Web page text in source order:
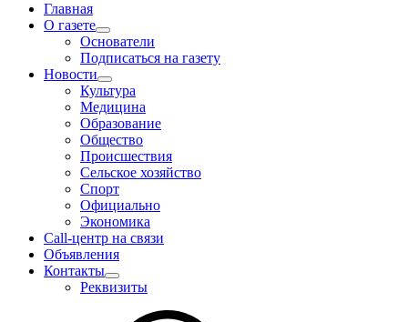
Главная
О газете
Основатели
Подписаться на газету
Новости
Культура
Медицина
Образование
Общество
Происшествия
Сельское хозяйство
Спорт
Официально
Экономика
Call-центр на связи
Объявления
Контакты
Реквизиты